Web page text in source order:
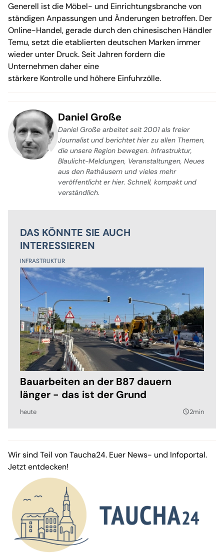
Generell ist die Möbel- und Einrichtungsbranche von
ständigen Anpassungen und Änderungen betroffen. Der
Online-Handel, gerade durch den chinesischen Händler
Temu, setzt die etablierten deutschen Marken immer
wieder unter Druck. Seit Jahren fordern die
Unternehmen daher eine
stärkere Kontrolle und höhere Einfuhrzölle.
Daniel Große
Daniel Große arbeitet seit 2001 als freier
Journalist und berichtet hier zu allen Themen,
die unsere Region bewegen. Infrastruktur,
Blaulicht-Meldungen, Veranstaltungen, Neues
aus den Rathäusern und vieles mehr
veröffentlicht er hier. Schnell, kompakt und
verständlich.
DAS KÖNNTE SIE AUCH
INTERESSIEREN
INFRASTRUKTUR
Bauarbeiten an der B87 dauern
länger - das ist der Grund
heute query_builder2min
Wir sind Teil von Taucha24. Euer News- und Infoportal.
Jetzt entdecken!